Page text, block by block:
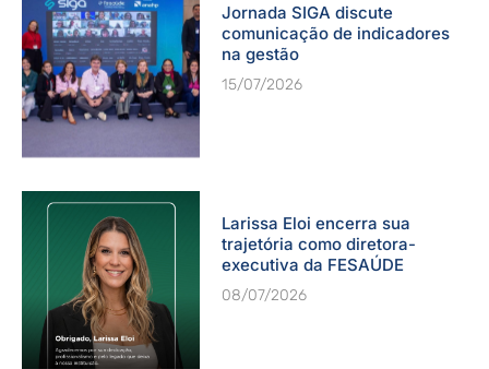
Jornada SIGA discute
comunicação de indicadores
na gestão
15/07/2026
Larissa Eloi encerra sua
trajetória como diretora-
executiva da FESAÚDE
08/07/2026